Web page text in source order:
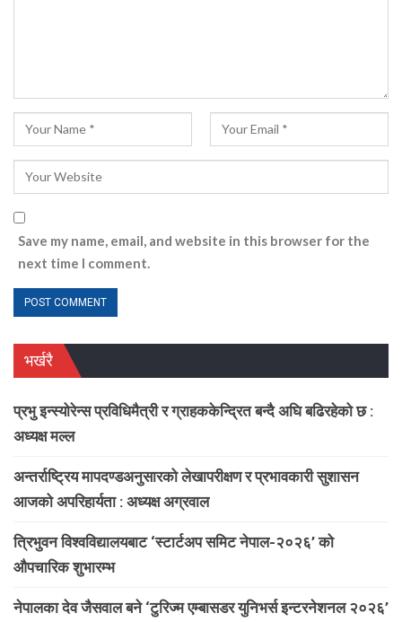
Save my name, email, and website in this browser for the
next time I comment.
भर्खरै
प्रभु इन्स्योरेन्स प्रविधिमैत्री र ग्राहककेन्द्रित बन्दै अघि बढिरहेको छ :
अध्यक्ष मल्ल
अन्तर्राष्ट्रिय मापदण्डअनुसारको लेखापरीक्षण र प्रभावकारी सुशासन
आजको अपरिहार्यता : अध्यक्ष अग्रवाल
त्रिभुवन विश्वविद्यालयबाट ‘स्टार्टअप समिट नेपाल-२०२६’ को
औपचारिक शुभारम्भ
नेपालका देव जैसवाल बने ‘टुरिज्म एम्बासडर युनिभर्स इन्टरनेशनल २०२६’